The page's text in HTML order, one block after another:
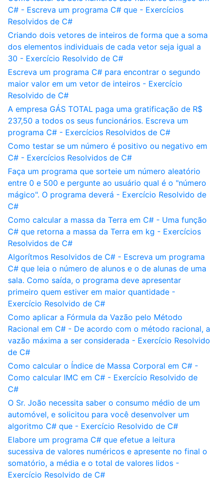
C# - Escreva um programa C# que - Exercícios
Resolvidos de C#
Criando dois vetores de inteiros de forma que a soma
dos elementos individuais de cada vetor seja igual a
30 - Exercício Resolvido de C#
Escreva um programa C# para encontrar o segundo
maior valor em um vetor de inteiros - Exercício
Resolvido de C#
A empresa GÁS TOTAL paga uma gratificação de R$
237,50 a todos os seus funcionários. Escreva um
programa C# - Exercícios Resolvidos de C#
Como testar se um número é positivo ou negativo em
C# - Exercícios Resolvidos de C#
Faça um programa que sorteie um número aleatório
entre 0 e 500 e pergunte ao usuário qual é o "número
mágico". O programa deverá - Exercício Resolvido de
C#
Como calcular a massa da Terra em C# - Uma função
C# que retorna a massa da Terra em kg - Exercícios
Resolvidos de C#
Algorítmos Resolvidos de C# - Escreva um programa
C# que leia o número de alunos e o de alunas de uma
sala. Como saída, o programa deve apresentar
primeiro quem estiver em maior quantidade -
Exercício Resolvido de C#
Como aplicar a Fórmula da Vazão pelo Método
Racional em C# - De acordo com o método racional, a
vazão máxima a ser considerada - Exercício Resolvido
de C#
Como calcular o Índice de Massa Corporal em C# -
Como calcular IMC em C# - Exercício Resolvido de
C#
O Sr. João necessita saber o consumo médio de um
automóvel, e solicitou para você desenvolver um
algoritmo C# que - Exercício Resolvido de C#
Elabore um programa C# que efetue a leitura
sucessiva de valores numéricos e apresente no final o
somatório, a média e o total de valores lidos -
Exercício Resolvido de C#